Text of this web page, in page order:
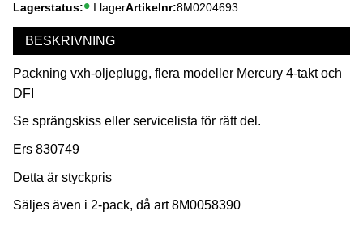
Lagerstatus I lagerArtikelnr 8M0204693
BESKRIVNING
Packning vxh-oljeplugg, flera modeller Mercury 4-takt och
DFI
Se sprängskiss eller servicelista för rätt del.
Ers 830749
Detta är styckpris
Säljes även i 2-pack, då art 8M0058390